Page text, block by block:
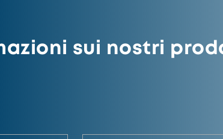
sui nostri